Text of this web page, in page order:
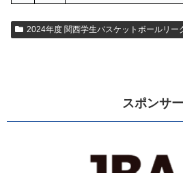
2024年度 関西学生バスケットボールリー
スポンサー